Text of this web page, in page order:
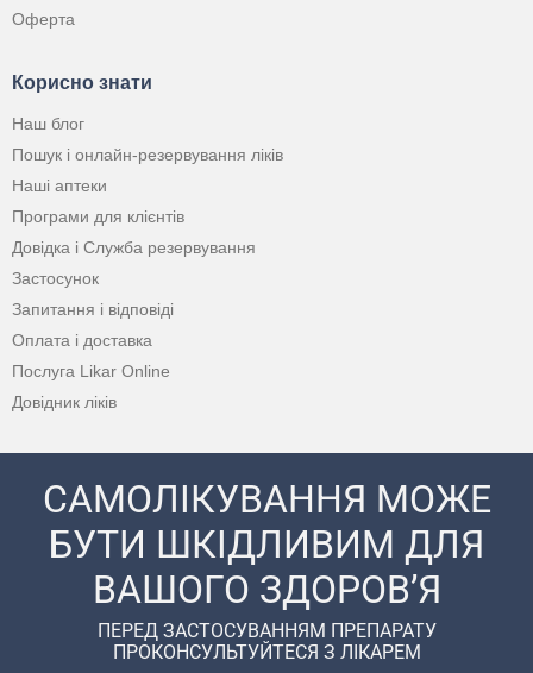
Оферта
Корисно знати
Наш блог
Пошук і онлайн-резервування ліків
Наші аптеки
Програми для клієнтів
Довідка і Служба резервування
Застосунок
Запитання і відповіді
Оплата і доставка
Послуга Likar Online
Довідник ліків
САМОЛІКУВАННЯ МОЖЕ
БУТИ ШКІДЛИВИМ ДЛЯ
ВАШОГО ЗДОРОВ’Я
ПЕРЕД ЗАСТОСУВАННЯМ ПРЕПАРАТУ
ПРОКОНСУЛЬТУЙТЕСЯ З ЛІКАРЕМ